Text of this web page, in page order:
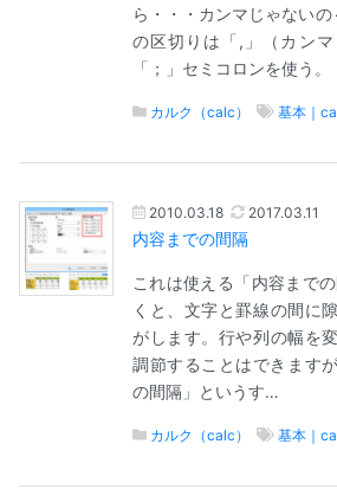
ら・・・カンマじゃない
の区切りは「,」（カン
「；」セミコロンを使う
カルク（calc） 基本｜
2010.03.18
2017.03.11
内容までの間隔
これは使える「内容まで
くと、文字と罫線の間に
がします。行や列の幅を
調節することはできます
の間隔」というす…
カルク（calc） 基本｜